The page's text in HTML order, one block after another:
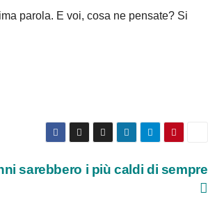
parola. E voi, cosa ne pensate? Si
sarebbero i più caldi di sempre